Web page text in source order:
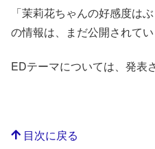
「茉莉花ちゃんの好感度は
の情報は、まだ公開されてい
EDテーマについては、発表
目次に戻る